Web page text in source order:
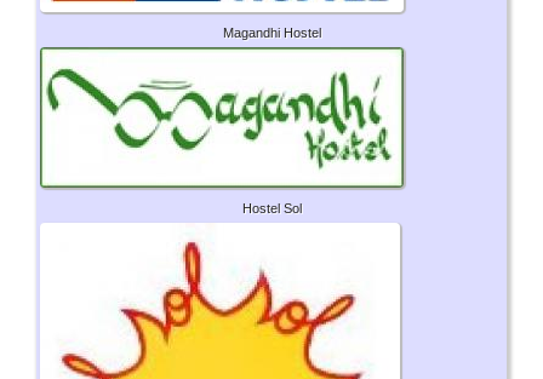
Magandhi Hostel
Hostel Sol